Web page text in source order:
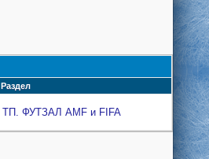
Раздел
ТП. ФУТЗАЛ AMF и FIFA